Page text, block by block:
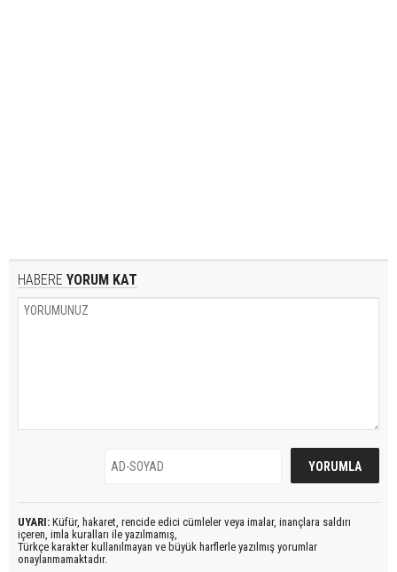
HABERE YORUM KAT
UYARI: Küfür, hakaret, rencide edici cümleler veya imalar, inançlara saldırı
içeren, imla kuralları ile yazılmamış,
Türkçe karakter kullanılmayan ve büyük harflerle yazılmış yorumlar
onaylanmamaktadır.